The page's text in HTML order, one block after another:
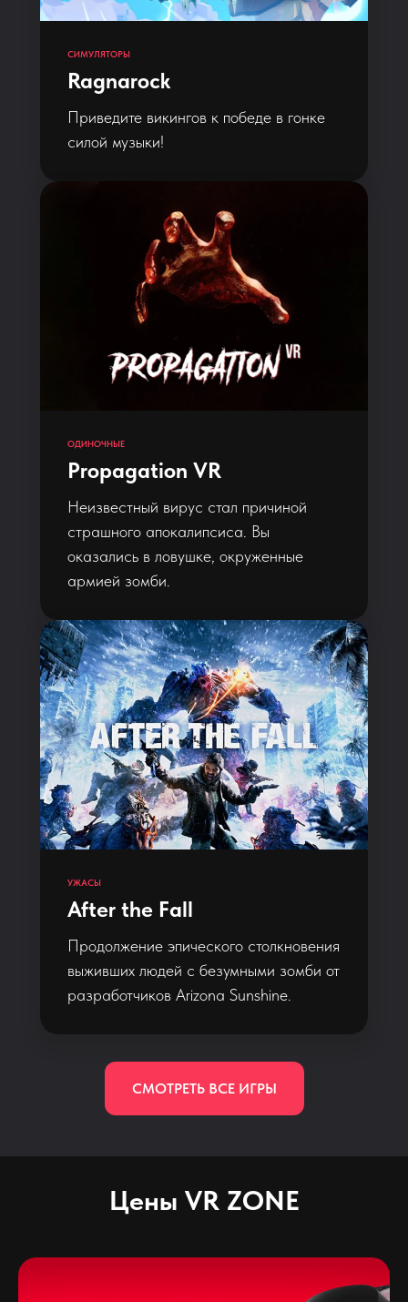
СИМУЛЯТОРЫ
Ragnarock
Приведите викингов к победе в гонке
силой музыки!
ОДИНОЧНЫЕ
Propagation VR
Неизвестный вирус стал причиной
страшного апокалипсиса. Вы
оказались в ловушке, окруженные
армией зомби.
УЖАСЫ
After the Fall
Продолжение эпического столкновения
выживших людей с безумными зомби от
разработчиков Arizona Sunshine.
СМОТРЕТЬ ВСЕ ИГРЫ
Цены VR ZONE